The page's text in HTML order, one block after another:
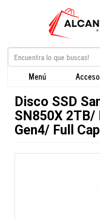
Menú Acceso
Disco SSD
SN850X 2TB/
Gen4/ Full